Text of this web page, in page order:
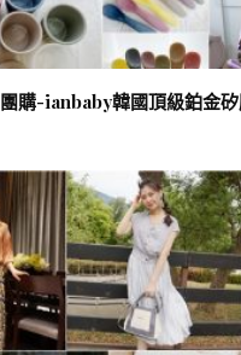
團購-ianbaby韓國頂級鉑金